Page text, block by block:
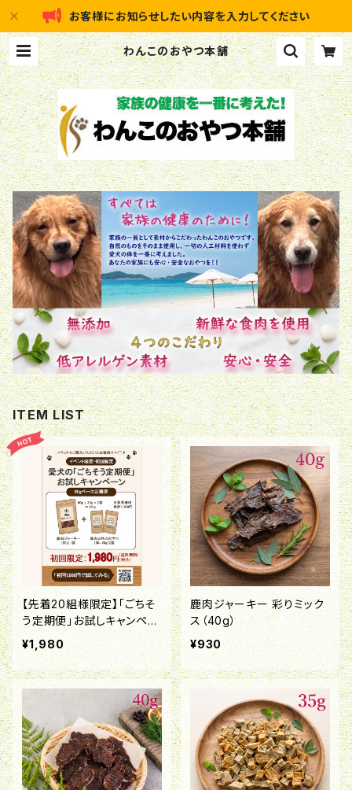
お客様にお知らせしたい内容を入力してください
わんこのおやつ本舗
ITEM LIST
【先着20組様限定】「ごちそ
う定期便」お試しキャンペー
ン！
¥1,980
鹿肉ジャーキー 彩りミック
ス（40g）
¥930